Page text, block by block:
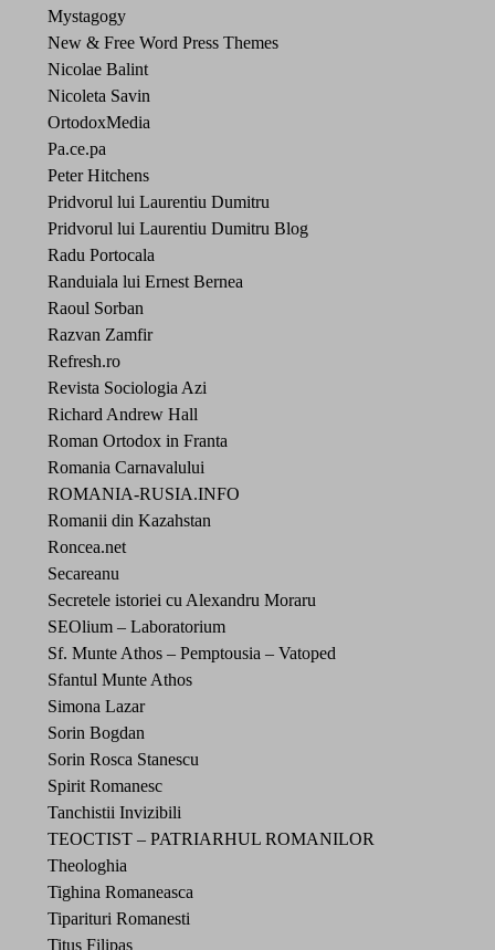
Mystagogy
New & Free Word Press Themes
Nicolae Balint
Nicoleta Savin
OrtodoxMedia
Pa.ce.pa
Peter Hitchens
Pridvorul lui Laurentiu Dumitru
Pridvorul lui Laurentiu Dumitru Blog
Radu Portocala
Randuiala lui Ernest Bernea
Raoul Sorban
Razvan Zamfir
Refresh.ro
Revista Sociologia Azi
Richard Andrew Hall
Roman Ortodox in Franta
Romania Carnavalului
ROMANIA-RUSIA.INFO
Romanii din Kazahstan
Roncea.net
Secareanu
Secretele istoriei cu Alexandru Moraru
SEOlium – Laboratorium
Sf. Munte Athos – Pemptousia – Vatoped
Sfantul Munte Athos
Simona Lazar
Sorin Bogdan
Sorin Rosca Stanescu
Spirit Romanesc
Tanchistii Invizibili
TEOCTIST – PATRIARHUL ROMANILOR
Theologhia
Tighina Romaneasca
Tiparituri Romanesti
Titus Filipas